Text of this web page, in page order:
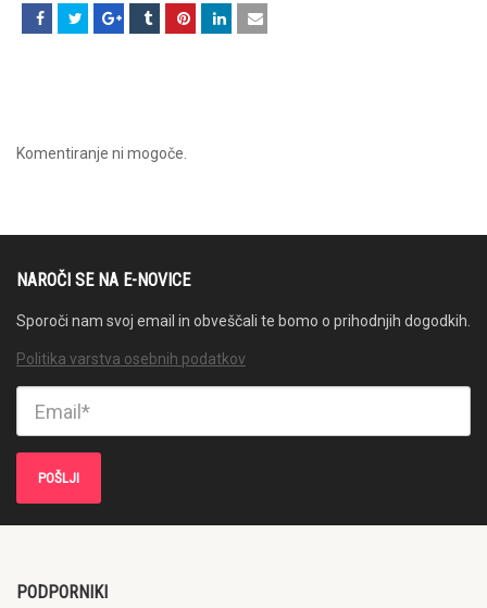
Komentiranje ni mogoče.
NAROČI SE NA E-NOVICE
Sporoči nam svoj email in obveščali te bomo o prihodnjih dogodkih.
Politika varstva osebnih podatkov
PODPORNIKI